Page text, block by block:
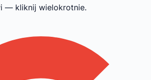
— kliknij wielokrotnie.